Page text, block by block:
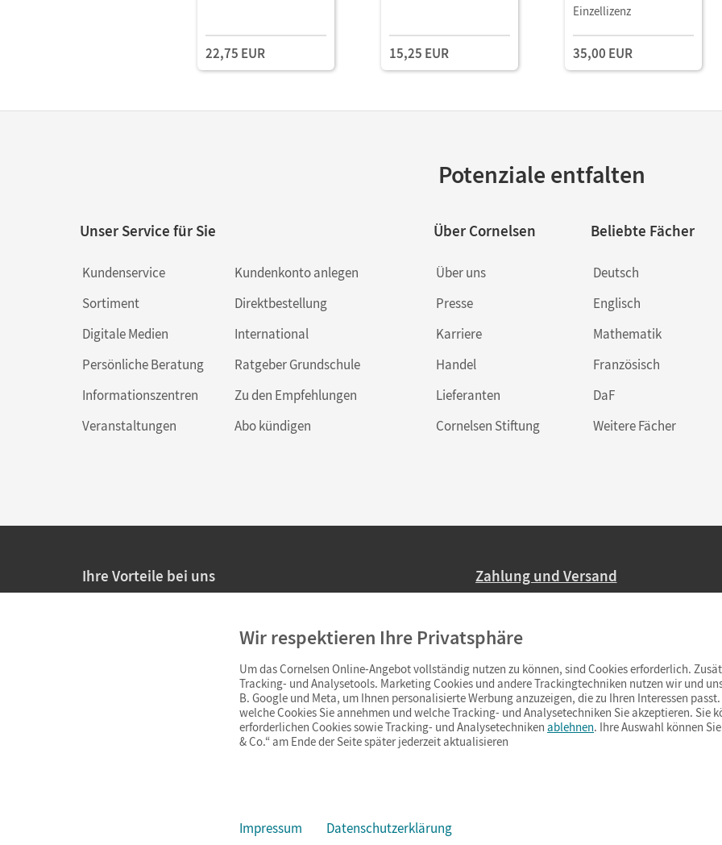
22,75 EUR 15,25 EUR
Einzellizenz
35,00 EUR
Potenziale entfalten
Unser Service für Sie
Kundenservice
Sortiment
Digitale Medien
Persönliche Beratung
Informationszentren
Veranstaltungen
Kundenkonto anlegen
Direktbestellung
International
Ratgeber Grundschule
Zu den Empfehlungen
Abo kündigen
Über Cornelsen
Über uns
Presse
Karriere
Handel
Lieferanten
Cornelsen Stiftung
Beliebte Fächer
Deutsch
Englisch
Mathematik
Französisch
DaF
Weitere Fächer
Ihre Vorteile bei uns
Persönliche Angebote für Lehrkräfte
Sicheres Einkaufen mit SSL-Verschlüsselung
Widerrufsfristvon 4 Wochen
Schnelle und einfache Retourenabwicklung
Zahlung und Versand
Ab 59,– EUR Bestellwert liefern wir
(Lieferung in 3–6 Tagen).
Barrierefreiheit Cookies & Co.
Wir respektieren Ihre Privatsphäre
Um das Cornelsen Online-Angebot vollständig nutzen zu können, sind Cookies erforderlich.
Tracking- und Analysetools. Marketing Cookies und andere Trackingtechniken nutzen wir und
B. Google und Meta, um Ihnen personalisierte Werbung anzuzeigen, die zu Ihren Interessen
welche Cookies Sie annehmen und welche Tracking- und Analysetechniken Sie akzeptieren. Sie
erforderlichen Cookies sowie Tracking- und Analysetechniken ablehnen. Ihre Auswahl können
& Co.“ am Ende der Seite später jederzeit aktualisieren
Impressum Datenschutzerklärung